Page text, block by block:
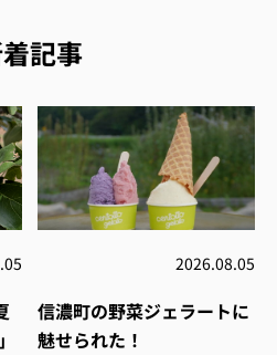
記事
2026.08.05
信濃町の野菜ジェラートに
魅せられた！